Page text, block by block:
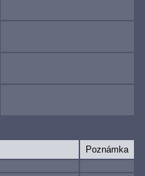
Poznámka